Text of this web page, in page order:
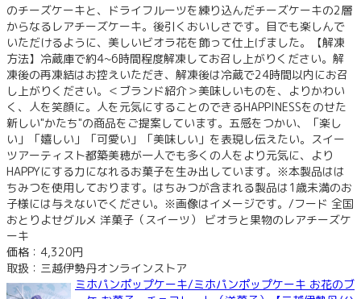
のチーズケーキと、ドライフルーツを練り込んだチーズケーキの2層
からなるレアチーズケーキ。後引くおいしさです。目でも楽しんで
いただけるように、美しいビオラ花を飾って仕上げました。【解凍
方法】冷蔵庫で約4~6時間程度解凍してお召し上がりください。解
凍後の再凍結はお控えいただき、解凍後は冷蔵で24時間以内にお召
し上がりください。＜ブランド紹介＞美味しいものを、よりかわい
く、人を笑顔に。人を元気にすることのできるHAPPINESSをのせた
新しい"かたち"の商品をご提案しています。五感をつかい、「楽し
い」「嬉しい」「可愛い」「美味しい」を表現し伝えたい。スイー
ツアーティスト都築美穂が一人でも多くの人をより元気に、より
HAPPYにする力になれるお菓子を生み出しています。※本製品はは
ちみつを使用しております。はちみつが含まれる製品は1歳未満のお
子様には与えないでください。※画像はイメージです。/フード 全国
おとりよせグルメ 洋菓子（スイーツ） ビオラと果物のレアチーズケ
ーキ
価格：4,320円
取扱：三越伊勢丹オンラインストア
ミホパンポップケーキ/ミホパンポップケーキ お花のブ